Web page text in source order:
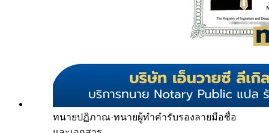
ทนายปฏิภาณ·ทนายผู้ทำคำรับรองลายมือชื่อ